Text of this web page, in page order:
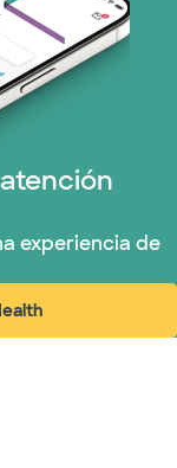
experiencia de
nueva)